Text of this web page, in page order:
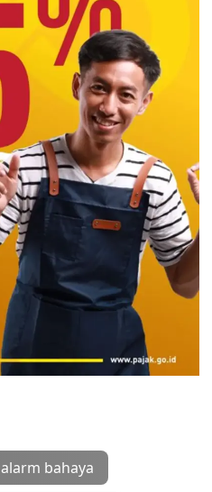
alarm bahaya